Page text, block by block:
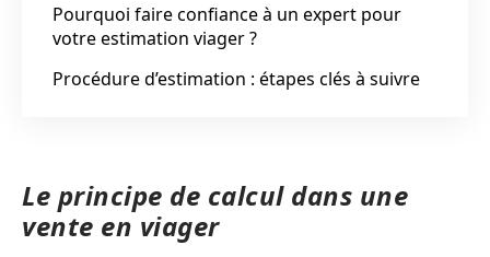
Pourquoi faire confiance à un expert pour
votre estimation viager ?
Procédure d’estimation : étapes clés à suivre
Le principe de calcul dans une
vente en viager